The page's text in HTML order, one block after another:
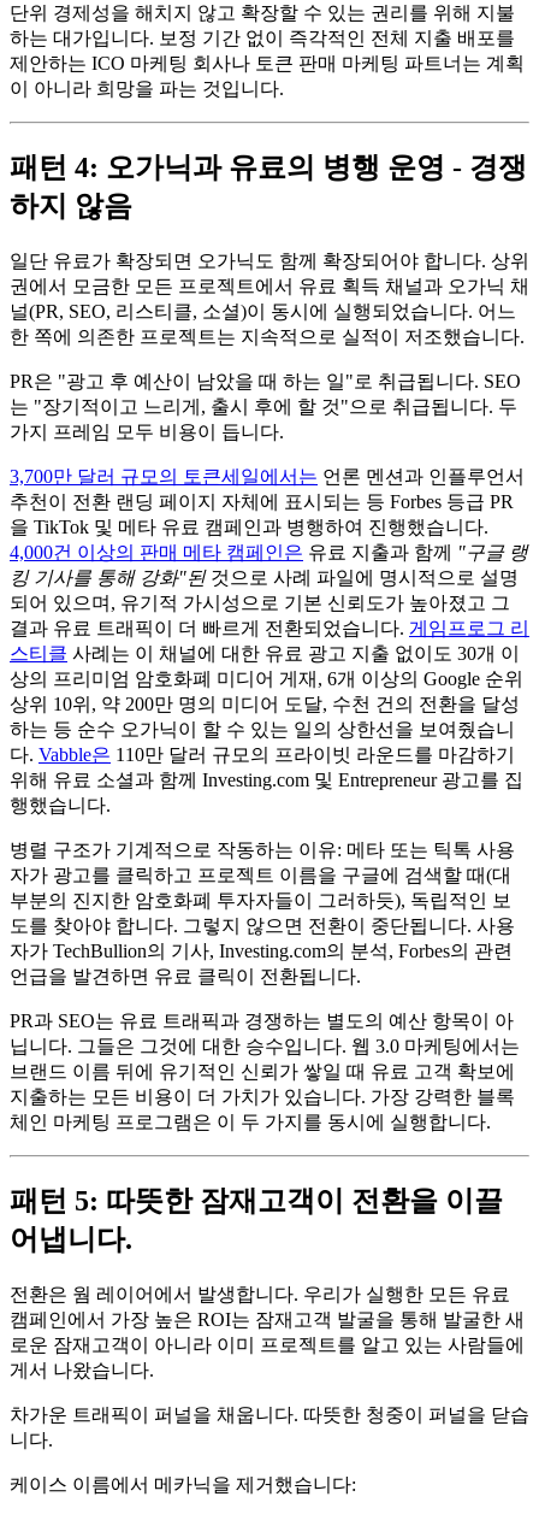
단위 경제성을 해치지 않고 확장할 수 있는 권리를 위해 지불
하는 대가입니다. 보정 기간 없이 즉각적인 전체 지출 배포를
제안하는 ICO 마케팅 회사나 토큰 판매 마케팅 파트너는 계획
이 아니라 희망을 파는 것입니다.
패턴 4: 오가닉과 유료의 병행 운영 - 경쟁
하지 않음
일단 유료가 확장되면 오가닉도 함께 확장되어야 합니다. 상위
권에서 모금한 모든 프로젝트에서 유료 획득 채널과 오가닉 채
널(PR, SEO, 리스티클, 소셜)이 동시에 실행되었습니다. 어느
한 쪽에 의존한 프로젝트는 지속적으로 실적이 저조했습니다.
PR은 "광고 후 예산이 남았을 때 하는 일"로 취급됩니다. SEO
는 "장기적이고 느리게, 출시 후에 할 것"으로 취급됩니다. 두
가지 프레임 모두 비용이 듭니다.
3,700만 달러 규모의 토큰세일에서는 언론 멘션과 인플루언서
추천이 전환 랜딩 페이지 자체에 표시되는 등 Forbes 등급 PR
을 TikTok 및 메타 유료 캠페인과 병행하여 진행했습니다.
4,000건 이상의 판매 메타 캠페인은 유료 지출과 함께
"구글 랭
킹 기사를 통해 강화"된것으로 사례 파일에 명시적으로 설명
되어 있으며, 유기적 가시성으로 기본 신뢰도가 높아졌고 그
결과 유료 트래픽이 더 빠르게 전환되었습니다. 게임프로그 리
스티클 사례는 이 채널에 대한 유료 광고 지출 없이도 30개 이
상의 프리미엄 암호화폐 미디어 게재, 6개 이상의 Google 순위
상위 10위, 약 200만 명의 미디어 도달, 수천 건의 전환을 달성
하는 등 순수 오가닉이 할 수 있는 일의 상한선을 보여줬습니
다. Vabble은 110만 달러 규모의 프라이빗 라운드를 마감하기
위해 유료 소셜과 함께 Investing.com 및 Entrepreneur 광고를 집
행했습니다.
병렬 구조가 기계적으로 작동하는 이유: 메타 또는 틱톡 사용
자가 광고를 클릭하고 프로젝트 이름을 구글에 검색할 때(대
부분의 진지한 암호화폐 투자자들이 그러하듯), 독립적인 보
도를 찾아야 합니다. 그렇지 않으면 전환이 중단됩니다. 사용
자가 TechBullion의 기사, Investing.com의 분석, Forbes의 관련
언급을 발견하면 유료 클릭이 전환됩니다.
PR과 SEO는 유료 트래픽과 경쟁하는 별도의 예산 항목이 아
닙니다. 그들은 그것에 대한 승수입니다. 웹 3.0 마케팅에서는
브랜드 이름 뒤에 유기적인 신뢰가 쌓일 때 유료 고객 확보에
지출하는 모든 비용이 더 가치가 있습니다. 가장 강력한 블록
체인 마케팅 프로그램은 이 두 가지를 동시에 실행합니다.
패턴 5: 따뜻한 잠재고객이 전환을 이끌
어냅니다.
전환은 웜 레이어에서 발생합니다. 우리가 실행한 모든 유료
캠페인에서 가장 높은 ROI는 잠재고객 발굴을 통해 발굴한 새
로운 잠재고객이 아니라 이미 프로젝트를 알고 있는 사람들에
게서 나왔습니다.
차가운 트래픽이 퍼널을 채웁니다. 따뜻한 청중이 퍼널을 닫습
니다.
케이스 이름에서 메카닉을 제거했습니다: